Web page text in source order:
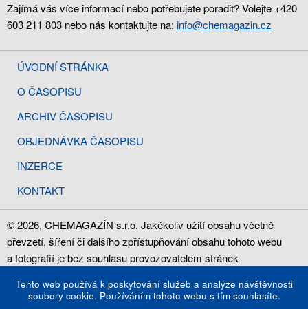
Zajímá vás více informací nebo potřebujete poradit? Volejte +420
603 211 803 nebo nás kontaktujte na: info@chemagazin.cz
ÚVODNÍ STRÁNKA
O ČASOPISU
ARCHIV ČASOPISU
OBJEDNÁVKA ČASOPISU
INZERCE
KONTAKT
© 2026, CHEMAGAZÍN s.r.o. Jakékoliv užití obsahu včetně
převzetí, šíření či dalšího zpřístupňování obsahu tohoto webu
a fotografií je bez souhlasu provozovatelem stránek
Web design MAXX s.r.o.
Tento web používá k poskytování služeb a analýze návštěvnosti
soubory cookie. Používáním tohoto webu s tím souhlasíte.